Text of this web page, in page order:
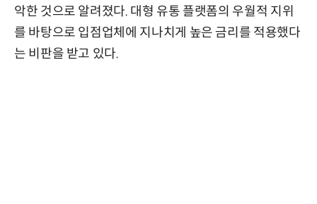
악한 것으로 알려졌다. 대형 유통 플랫폼의 우월적 지위
를 바탕으로 입점업체에 지나치게 높은 금리를 적용했다
는 비판을 받고 있다.